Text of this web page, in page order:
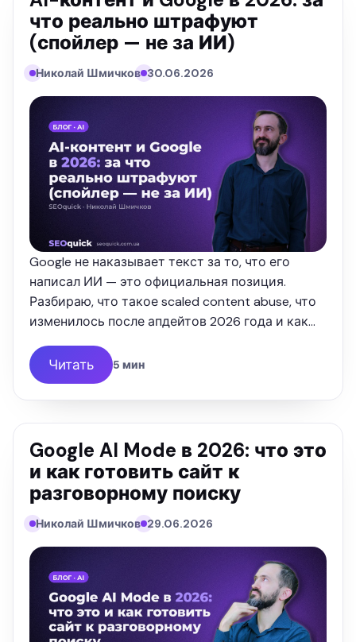
что реально штрафуют
(спойлер — не за ИИ)
Николай Шмичков 30.06.2026
Google не наказывает текст за то, что его
написал ИИ — это официальная позиция.
Разбираю, что такое scaled content abuse, что
изменилось после апдейтов 2026 года и как
ранжировался.
Читать 5 мин
Google AI Mode в 2026: что это
и как готовить сайт к
разговорному поиску
Николай Шмичков 29.06.2026